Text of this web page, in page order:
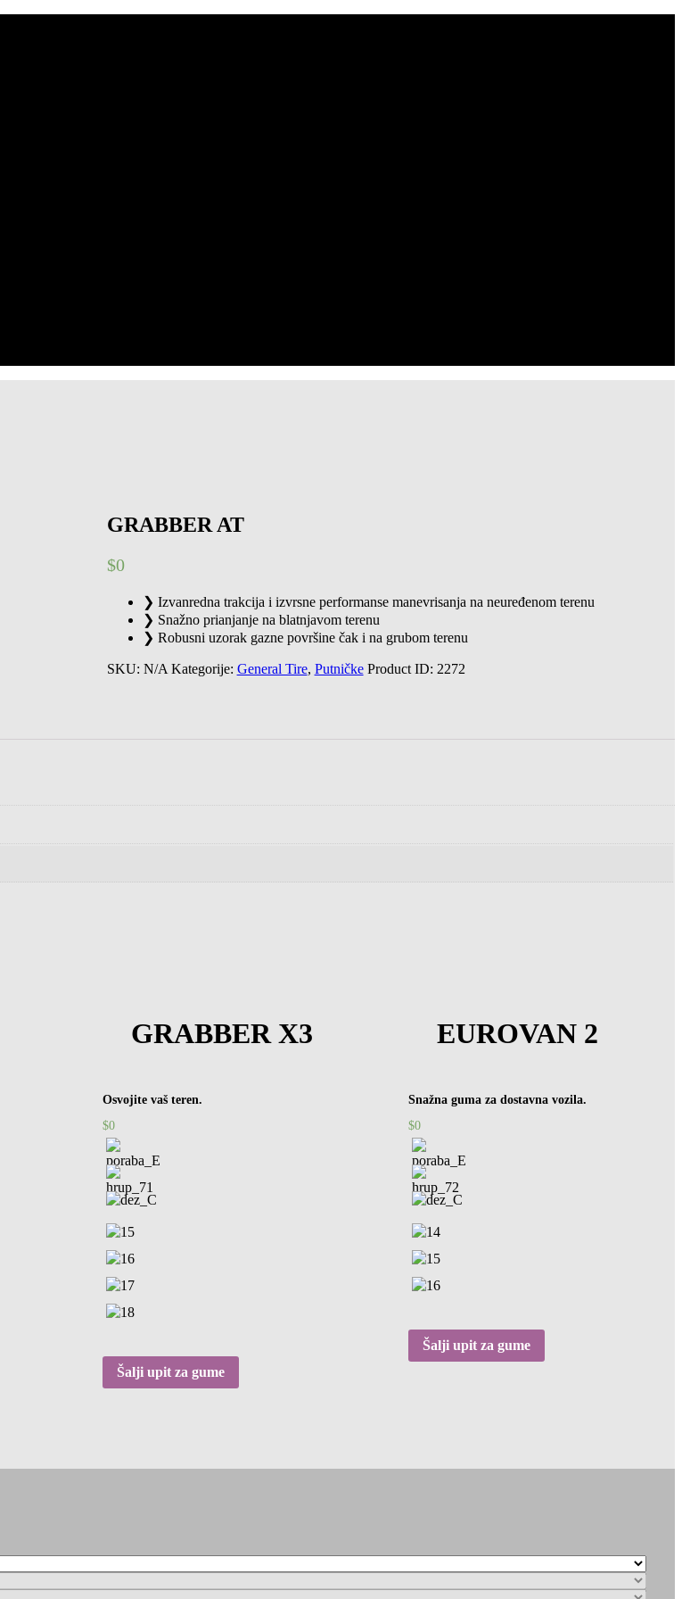
GRABBER AT
$0
❯ Izvanredna trakcija i izvrsne performanse manevrisanja na neuređenom terenu
❯ Snažno prianjanje na blatnjavom terenu
❯ Robusni uzorak gazne površine čak i na grubom terenu
SKU: N/A Kategorije: General Tire, Putničke Product ID: 2272
GRABBER X3
Osvojite vaš teren.
$0
Šalji upit za gume
EUROVAN 2
Snažna guma za dostavna vozila.
$0
Šalji upit za gume